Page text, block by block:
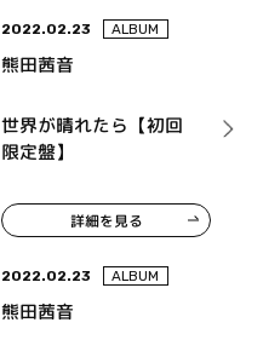
2022.02.23 ALBUM
熊田茜音
世界が晴れたら【初回
限定盤】
詳細を見る
2022.02.23 ALBUM
熊田茜音